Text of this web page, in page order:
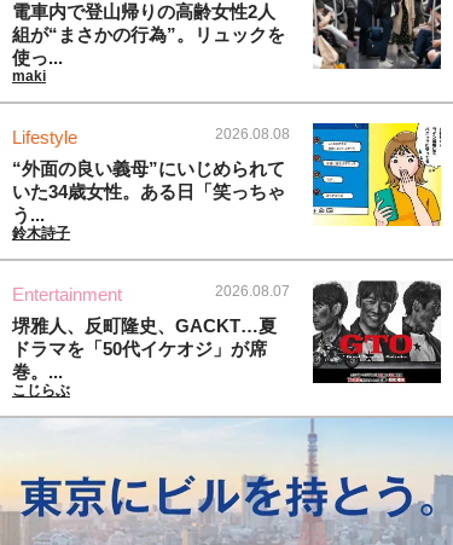
電車内で登山帰りの高齢女性2人
組が“まさかの行為”。リュックを
使っ...
maki
Lifestyle 2026.08.08
“外面の良い義母”にいじめられて
いた34歳女性。ある日「笑っちゃ
う...
鈴木詩子
Entertainment 2026.08.07
堺雅人、反町隆史、GACKT…夏
ドラマを「50代イケオジ」が席
巻。...
こじらぶ